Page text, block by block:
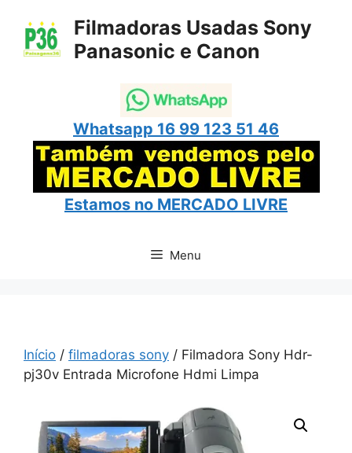
para
Filmadoras Usadas Sony
Panasonic e Canon
Whatsapp 16 99 123 51 46
Estamos no MERCADO LIVRE
Menu
Início / filmadoras sony / Filmadora Sony Hdr-
pj30v Entrada Microfone Hdmi Limpa